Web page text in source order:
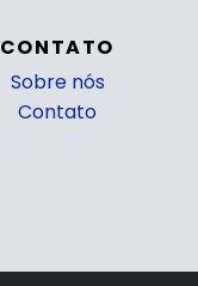
CONTATO
Sobre nós
Contato